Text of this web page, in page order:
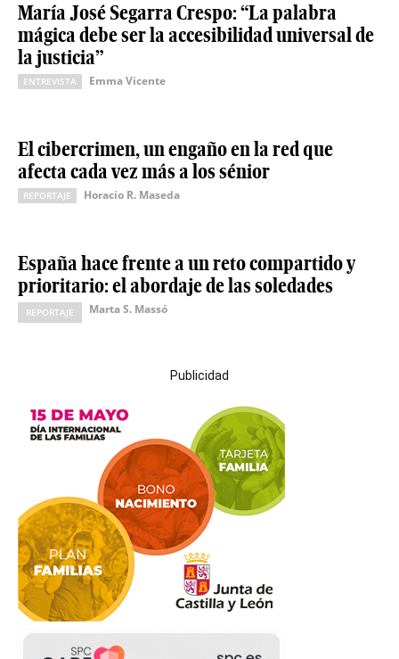
María José Segarra Crespo: “La palabra
mágica debe ser la accesibilidad universal de
la justicia”
ENTREVISTA Emma Vicente
El cibercrimen, un engaño en la red que
afecta cada vez más a los sénior
REPORTAJE Horacio R. Maseda
España hace frente a un reto compartido y
prioritario: el abordaje de las soledades
REPORTAJE Marta S. Massó
Publicidad